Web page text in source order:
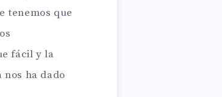
tenemos que
fácil y la
ha dado